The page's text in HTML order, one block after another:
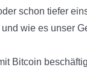
schon tiefer
wie es unser
Bitcoin